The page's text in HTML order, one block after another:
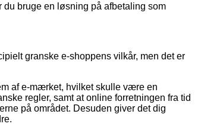
bruge en løsning på afbetaling som
granske e-shoppens vilkår, men det er
af e-mærket, hvilket skulle være en
regler, samt at online forretningen fra tid
på området. Desuden giver det dig